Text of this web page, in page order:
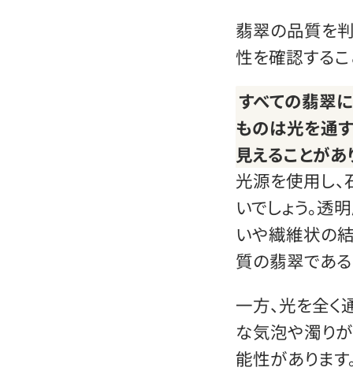
翡翠の品質を
性を確認する
すべての翡翠
ものは光を通
見えることがあ
光源を使用し
いでしょう。透
いや繊維状の
質の翡翠であ
一方、光を全
な気泡や濁り
能性がありま